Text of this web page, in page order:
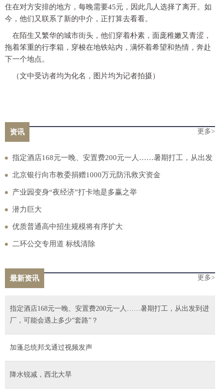
住在对方安排的地方，每晚需要45元，因此几人选择了离开。如
今，他们又联系了新的中介，正打算去看看。
在陌生又繁华的城市街头，他们穿着朴素，面庞稚嫩又青涩，
拖着笨重的行李箱，穿梭在地铁站内，满怀着希望和热情，奔赴
下一个地点。
（文中受访者均为化名，图片均为记者拍摄）
资讯 更多>
指定酒店168元一晚、安置费200元一人……暑期打工，从出发
到进厂，可能会遇上多少“套路”？
北京银行向市教委捐赠1000万元防汛救灾资金
产业园变身“夜经济”打卡地是多赢之举
潜力巨大
优质普通高中招生规模将有序扩大
二环公交专用道 标线清除
最新资讯 更多>
指定酒店168元一晚、安置费200元一人……暑期打工，从出发到进
厂，可能会遇上多少“套路”？
加蓬总统邦戈通过视频发声
降水锐减，西北大旱